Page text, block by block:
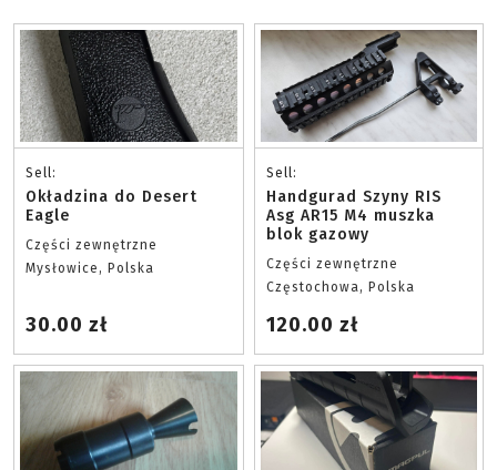
Sell:
Okładzina do Desert
Eagle
Części zewnętrzne
Mysłowice, Polska
30.00 zł
Sell:
Handgurad Szyny RIS
Asg AR15 M4 muszka
blok gazowy
Części zewnętrzne
Częstochowa, Polska
120.00 zł